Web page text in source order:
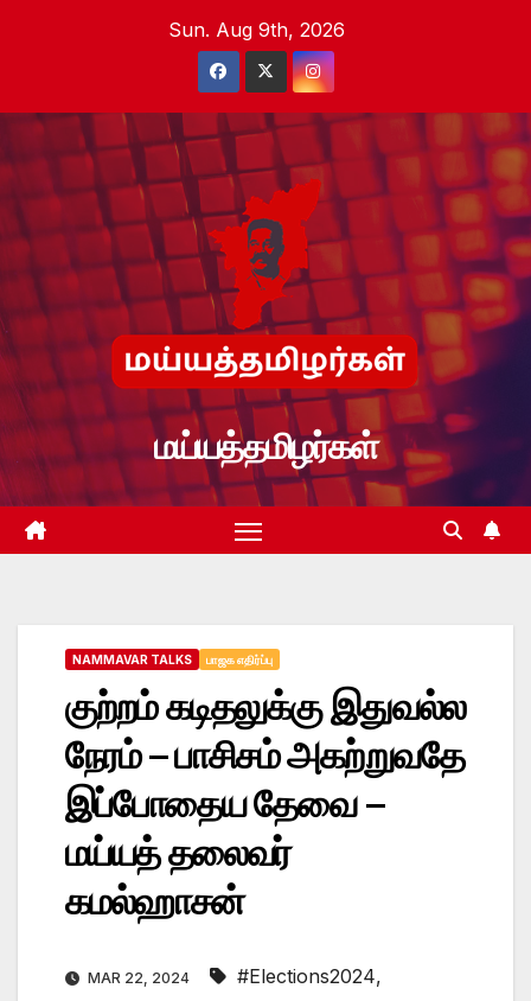
Sun. Aug 9th, 2026
மய்யத்தமிழர்கள்
NAMMAVAR TALKS பாஜக எதிர்ப்பு
குற்றம் கடிதலுக்கு இதுவல்ல
நேரம் – பாசிசம் அகற்றுவதே
இப்போதைய தேவை –
மய்யத் தலைவர்
கமல்ஹாசன்
MAR 22, 2024 #Elections2024,